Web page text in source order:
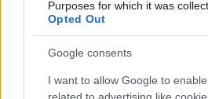
Purposes for which it was
Opted Out
Google consents
I want to allow Google to